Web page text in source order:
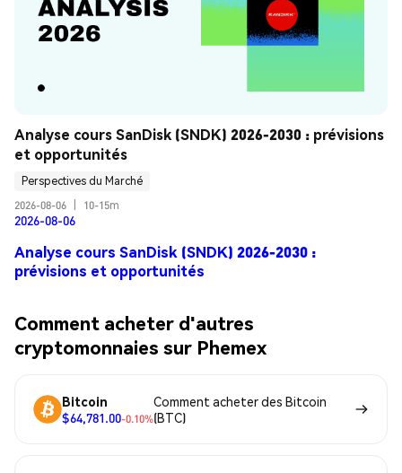
Analyse cours SanDisk (SNDK) 2026-2030 : prévisions
et opportunités
Perspectives du Marché
2026-08-06
10-15m
2026-08-06
Analyse cours SanDisk (SNDK) 2026-2030 :
prévisions et opportunités
Comment acheter d'autres
cryptomonnaies sur Phemex
Bitcoin
$64,781.00-0.10%
Comment acheter des Bitcoin
(BTC)